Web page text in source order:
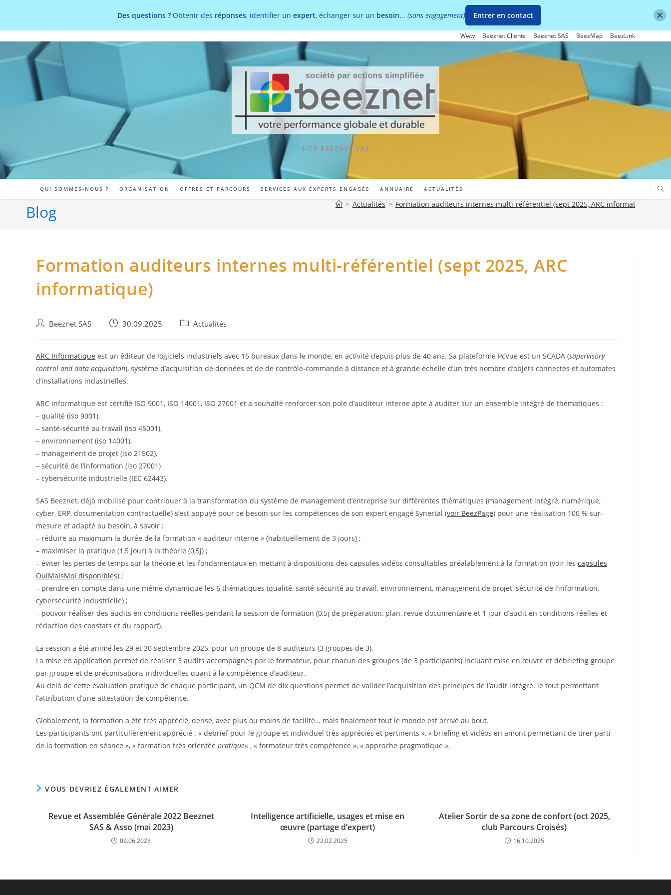
content
Www Beeznet.Clients Beeznet.SAS BeezMap BeezLink
SITE BEEZNET SAS
QUI SOMMES-NOUS ? ORGANISATION OFFRES ET PARCOURS SERVICES AUX EXPERTS ENGAGÉS ANNUAIRE ACTUALITÉS
Blog > Actualités > Formation auditeurs internes multi-référentiel (sept 2025, ARC informatique)
Formation auditeurs internes multi-référentiel (sept 2025, ARC
informatique)
Auteur/autrice
publication :
Beeznet SAS
Publication
30.09.2025
PostActualités
ARC Informatique est un éditeur de logiciels industriels avec 16 bureaux dans le monde, en activité depuis plus de 40 ans. Sa plateforme PcVue est un SCADA (supervisory
control and data acquisition), système d’acquisition de données et de de contrôle-commande à distance et à grande échelle d’un très nombre d’objets connectés et automates
d’installations industrielles.
ARC informatique est certifié ISO 9001, ISO 14001, ISO 27001 et a souhaité renforcer son pole d’auditeur interne apte à auditer sur un ensemble intégré de thématiques :
– qualité (iso 9001),
– santé-sécurité au travail (iso 45001),
– environnement (iso 14001),
– management de projet (iso 21502),
– sécurité de l’information (iso 27001)
– cybersécurité industrielle (IEC 62443).
SAS Beeznet, déjà mobilisé pour contribuer à la transformation du système de management d’entreprise sur différentes thématiques (management intégré, numérique,
cyber, ERP, documentation contractuelle) s’est appuyé pour ce besoin sur les compétences de son expert engagé Synertal (voir BeezPage) pour une réalisation 100 % sur-
mesure et adapté au besoin, à savoir :
– réduire au maximum la durée de la formation « auditeur interne » (habituellement de 3 jours) ;
– maximiser la pratique (1,5 jour) à la théorie (0,5j) ;
– éviter les pertes de temps sur la théorie et les fondamentaux en mettant à dispositions des capsules vidéos consultables préalablement à la formation (voir les capsules
OuiMaisMoi disponibles) ;
– prendre en compte dans une même dynamique les 6 thématiques (qualité, santé-sécurité au travail, environnement, management de projet, sécurité de l’information,
cybersécurité industrielle) ;
– pouvoir réaliser des audits en conditions réelles pendant la session de formation (0,5j de préparation, plan, revue documentaire et 1 jour d’audit en conditions réelles et
rédaction des constats et du rapport).
La session a été animé les 29 et 30 septembre 2025, pour un groupe de 8 auditeurs (3 groupes de 3).
La mise en application permet de réaliser 3 audits accompagnés par le formateur, pour chacun des groupes (de 3 participants) incluant mise en œuvre et débriefing groupe
par groupe et de préconisations individuelles quant à la compétence d’auditeur.
Au delà de cette évaluation pratique de chaque participant, un QCM de dix questions permet de valider l’acquisition des principes de l’audit intégré. le tout permettant
l’attribution d’une attestation de compétence.
Globalement, la formation a été très apprécié, dense, avec plus ou moins de facilité… mais finalement tout le monde est arrivé au bout.
Les participants ont particulièrement apprécié : « debrief pour le groupe et individuel très appréciés et pertinents », « briefing et vidéos en amont permettant de tirer parti
de la formation en séance », « formation très orientée pratique« , « formateur très compétence », « approche pragmatique ».
VOUS DEVRIEZ ÉGALEMENT AIMER
Revue et Assemblée Générale 2022 Beeznet
SAS & Asso (mai 2023)
09.06.2023
Intelligence artificielle, usages et mise en
œuvre (partage d’expert)
22.02.2025
Atelier Sortir de sa zone de confort (oct 2025,
club Parcours Croisés)
16.10.2025
Des questions ? Obtenir des réponses, identifier un expert, échanger sur un besoin... (sans engagement) Entrer en contact